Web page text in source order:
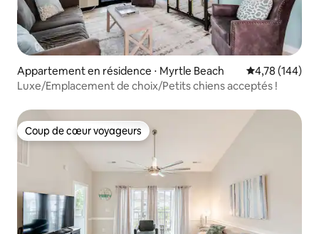
Appartement en résidence ⋅ Myrtle Beach Évaluation
4,78 (144)
Luxe/Emplacement de choix/Petits chiens acceptés !
Coup de cœur voyageurs
Coup de cœur voyageurs